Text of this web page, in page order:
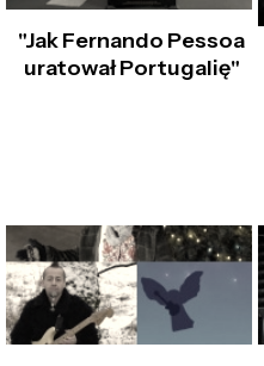
"Jak Fernando Pessoa
uratował Portugalię"